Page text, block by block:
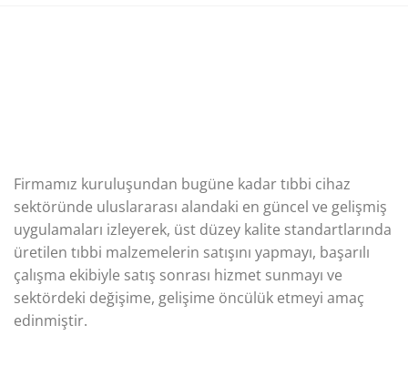
Firmamız kuruluşundan bugüne kadar tıbbi cihaz
sektöründe uluslararası alandaki en güncel ve gelişmiş
uygulamaları izleyerek, üst düzey kalite standartlarında
üretilen tıbbi malzemelerin satışını yapmayı, başarılı
çalışma ekibiyle satış sonrası hizmet sunmayı ve
sektördeki değişime, gelişime öncülük etmeyi amaç
edinmiştir.